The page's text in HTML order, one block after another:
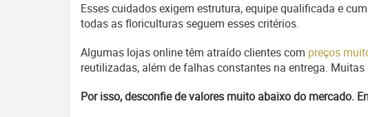
Esses cuidados exigem estrutura, equipe qualificada e
todas as floriculturas seguem esses critérios.
Algumas lojas online têm atraído clientes com preços
reutilizadas, além de falhas constantes na entrega.
Por isso, desconfie de valores muito abaixo do mercado.